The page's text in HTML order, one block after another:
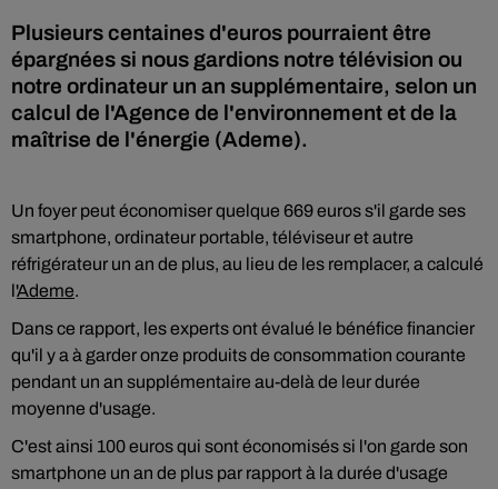
Plusieurs centaines d'euros pourraient être
épargnées si nous gardions notre télévision ou
notre ordinateur un an supplémentaire, selon un
calcul de l'Agence de l'environnement et de la
maîtrise de l'énergie (Ademe).
Un foyer peut économiser quelque 669 euros s'il garde ses
smartphone, ordinateur portable, téléviseur et autre
réfrigérateur un an de plus, au lieu de les remplacer, a calculé
l'Ademe.
Dans ce rapport, les experts ont évalué le bénéfice financier
qu'il y a à garder onze produits de consommation courante
pendant un an supplémentaire au-delà de leur durée
moyenne d'usage.
C'est ainsi 100 euros qui sont économisés si l'on garde son
smartphone un an de plus par rapport à la durée d'usage